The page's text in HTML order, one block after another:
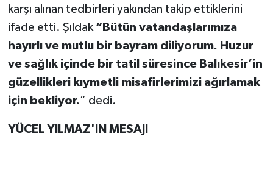
karşı alınan tedbirleri yakından takip ettiklerini
ifade etti. Şıldak “Bütün vatandaşlarımıza
hayırlı ve mutlu bir bayram diliyorum. Huzur
ve sağlık içinde bir tatil süresince Balıkesir’in
güzellikleri kıymetli misafirlerimizi ağırlamak
için bekliyor.” dedi.
YÜCEL YILMAZ'IN MESAJI